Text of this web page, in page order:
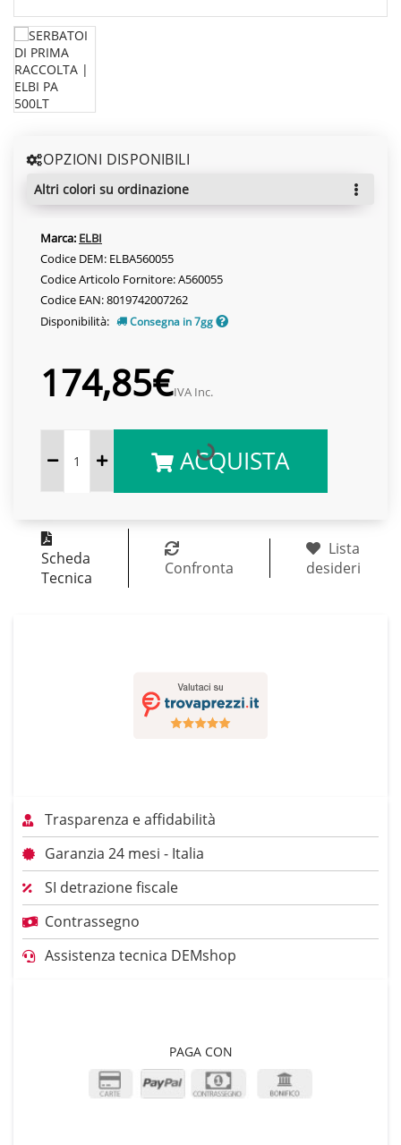
OPZIONI DISPONIBILI
altri colori su ordinazione
Marca: ELBI
Codice DEM: ELBA560055
Codice Articolo Fornitore: A560055
Codice EAN: 8019742007262
Disponibilità:
Consegna in 7gg
174,85€IVA Inc.
ACQUISTA
Scheda
Tecnica
Confronta
Lista
desideri
Trasparenza e affidabilità
Garanzia 24 mesi - Italia
SI detrazione fiscale
Contrassegno
Assistenza tecnica DEMshop
PAGA CON